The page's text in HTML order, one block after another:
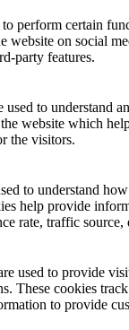
perform certain
website on social
party features.
used to understand
website which
the visitors.
to understand
help provide
rate, traffic source,
used to provide
These cookies
to provide